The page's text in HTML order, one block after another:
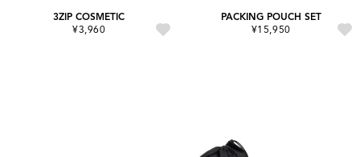
3ZIP COSMETIC
¥3,960
PACKING POUCH SET
¥15,950